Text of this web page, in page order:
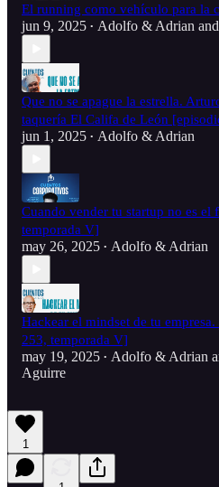
El running como vehículo para la
jun 9, 2025 • Adolfo & Adrian and
Que no se apague la estrella.
taquería El Califa de León
jun 1, 2025 • Adolfo & Adrian
Cuando vender tu startup no es
temporada V]
may 26, 2025 • Adolfo & Adrian
Hackear el mindset de tu
253, temporada V]
may 19, 2025 • Adolfo & Adrian
Aguirre
1